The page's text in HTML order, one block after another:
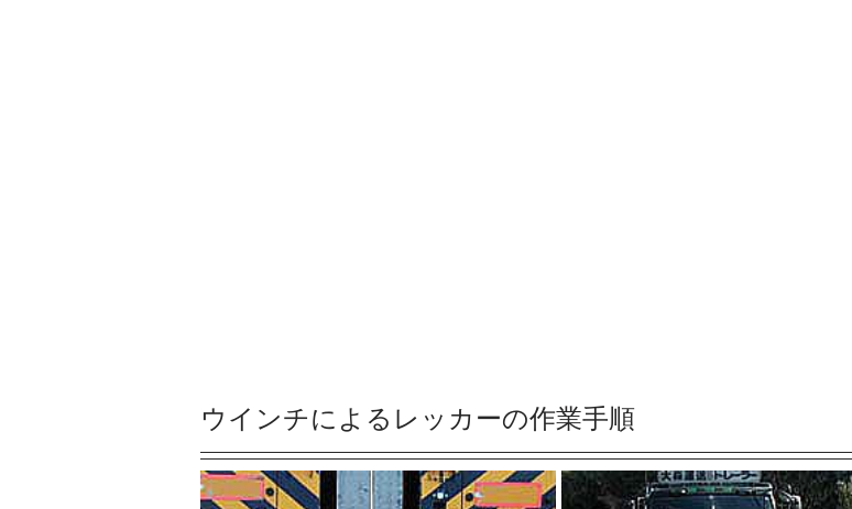
ウインチによるレッカーの作業手順